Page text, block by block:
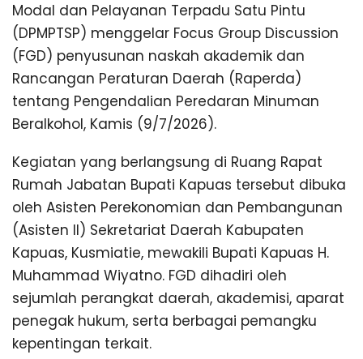
Modal dan Pelayanan Terpadu Satu Pintu
(DPMPTSP) menggelar Focus Group Discussion
(FGD) penyusunan naskah akademik dan
Rancangan Peraturan Daerah (Raperda)
tentang Pengendalian Peredaran Minuman
Beralkohol, Kamis (9/7/2026).
Kegiatan yang berlangsung di Ruang Rapat
Rumah Jabatan Bupati Kapuas tersebut dibuka
oleh Asisten Perekonomian dan Pembangunan
(Asisten II) Sekretariat Daerah Kabupaten
Kapuas, Kusmiatie, mewakili Bupati Kapuas H.
Muhammad Wiyatno. FGD dihadiri oleh
sejumlah perangkat daerah, akademisi, aparat
penegak hukum, serta berbagai pemangku
kepentingan terkait.